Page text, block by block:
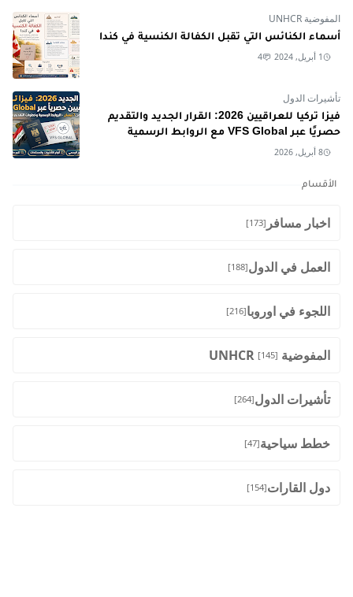
المفوضية UNHCR
أسماء الكنائس التي تقبل الكفالة الكنسية في كندا
1 أبريل, 2024 4
تأشيرات الدول
فيزا تركيا للعراقيين 2026: القرار الجديد والتقديم
حصريًا عبر VFS Global مع الروابط الرسمية
8 أبريل, 2026
الأقسام
اخبار مسافر [173]
العمل في الدول[188]
اللجوء في اوروبا[216]
المفوضية UNHCR [145]
تأشيرات الدول[264]
خطط سياحية[47]
دول القارات[154]